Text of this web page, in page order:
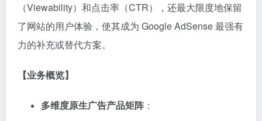
（Viewability）和点击率（CTR），还最大限度地保留
了网站的用户体验，使其成为 Google AdSense 最强有
力的补充或替代方案。
【业务概览】
多维度原生广告产品矩阵：